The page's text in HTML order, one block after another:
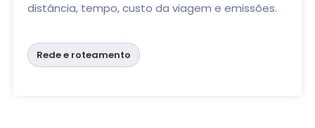
distância, tempo, custo da viagem e emissões.
Rede e roteamento